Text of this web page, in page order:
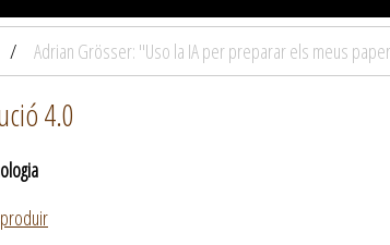
Adrian Grösser: "Uso la IA per preparar els meus
4.0